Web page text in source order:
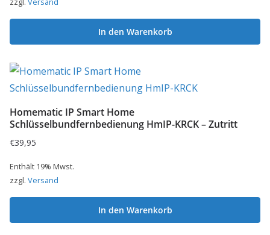
In den Warenkorb
Homematic IP Smart Home
Schlüsselbundfernbedienung HmIP-KRCK – Zutritt
€39,95
Enthält 19% Mwst.
zzgl. Versand
In den Warenkorb